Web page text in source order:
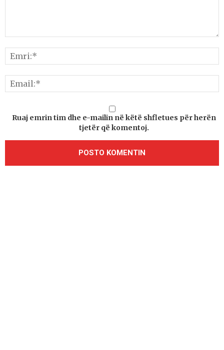
Ruaj emrin tim dhe e-mailin në këtë shfletues për herën
tjetër që komentoj.